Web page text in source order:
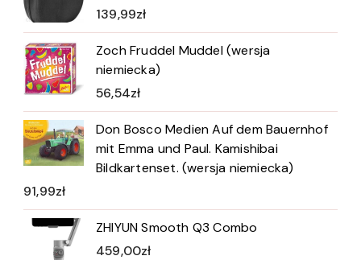
139,99zł
Zoch Fruddel Muddel (wersja
niemiecka)
56,54zł
Don Bosco Medien Auf dem Bauernhof
mit Emma und Paul. Kamishibai
Bildkartenset. (wersja niemiecka)
91,99zł
ZHIYUN Smooth Q3 Combo
459,00zł